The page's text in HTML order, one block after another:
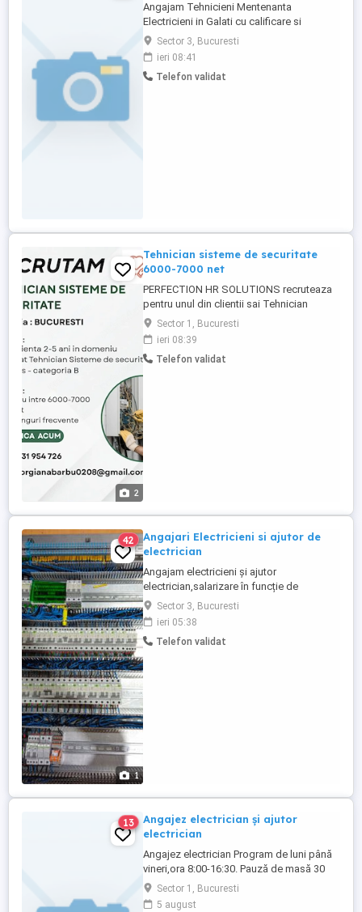
Angajam Tehnicieni Mentenanta
Electricieni in Galati cu calificare si
experienta in domeniu, pentru servicii de
mentenanta corectiva si preventiva, echipa
mobila, posesor permis auto. Program 8
ore de luni pana vineri. Salariu 4500 net si
Sector 3, Bucuresti
ieri 08:41
Telefon validat
2
Tehnician sisteme de securitate
6000-7000 net
PERFECTION HR SOLUTIONS recruteaza
pentru unul din clientii sai Tehnician
sisteme de securitate pentru zona
Bucuresti si Ilfov. Vei acoperi întregul ciclu
de viață al sistemelor de la instalare și
punere în funcțiune până la mentenanța
Sector 1, Bucuresti
ieri 08:39
Telefon validat
1
42
Angajari Electricieni si ajutor de
electrician
Angajam electricieni și ajutor
electrician,salarizare în funcție de
performanță, program de lucru 8 ore.
Sector 3, Bucuresti
ieri 05:38
Telefon validat
13
Angajez electrician și ajutor
electrician
Angajez electrician Program de luni până
vineri,ora 8:00-16:30. Pauză de masă 30
min. Salariu electrician 5700 lei cu bonuri
incluse în salariu ajutor electrician 5200 lei
Sector 1, Bucuresti
5 august